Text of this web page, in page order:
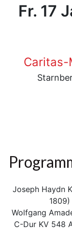
Fr. 17
Caritas-
Joseph Haydn
Wolfgang
C-Dur KV 548